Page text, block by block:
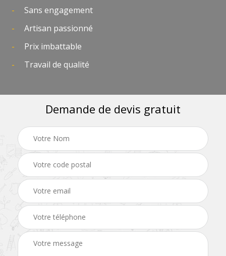
Sans engagement
Artisan passionné
Prix imbattable
Travail de qualité
Demande de devis gratuit